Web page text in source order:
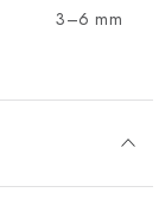
3–6 mm